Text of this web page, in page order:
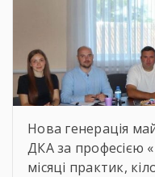
Нова генерація
ДКА за професією
місяці практик,